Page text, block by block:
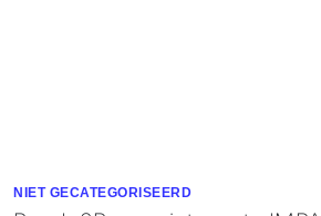
NIET GECATEGORISEERD